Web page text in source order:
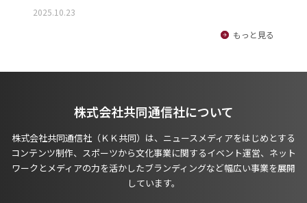
2025.10.23
もっと見る
株式会社共同通信社について
株式会社共同通信社（ＫＫ共同）は、ニュースメディアをはじめとする
コンテンツ制作、スポーツから文化事業に関するイベント運営、ネット
ワークとメディアの力を活かしたブランディングなど幅広い事業を展開
しています。